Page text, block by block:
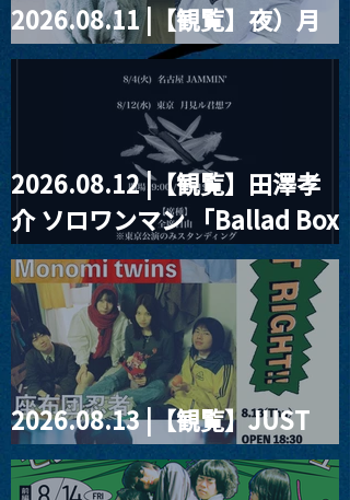
2026.08.11 |【観覧】夜）月
見ル君想フpre. Sugar Shock
2026.08.12 |【観覧】田澤孝
介 ソロワンマン 「Ballad Box
2026」
2026.08.13 |【観覧】JUST
RIGHT!! vol.26